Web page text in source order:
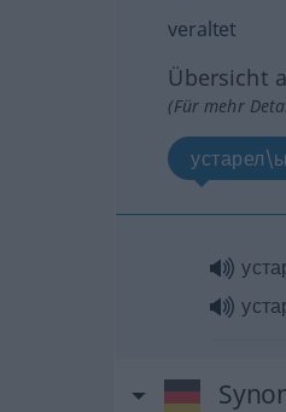
veraltet
Übersicht
(Für mehr